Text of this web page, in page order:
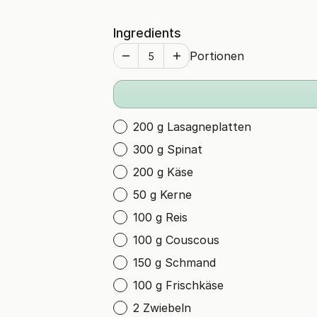
Ingredients
Portionen
200 g Lasagneplatten
300 g Spinat
200 g Käse
50 g Kerne
100 g Reis
100 g Couscous
150 g Schmand
100 g Frischkäse
2 Zwiebeln